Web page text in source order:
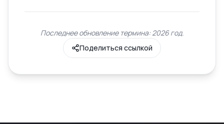
Последнее обновление термина: 2026 год.
Поделиться ссылкой